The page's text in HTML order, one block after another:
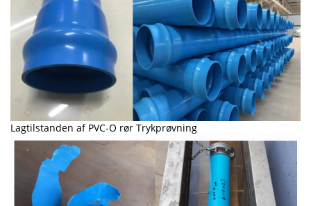
Lagtilstanden af PVC-O rør Trykprøvning